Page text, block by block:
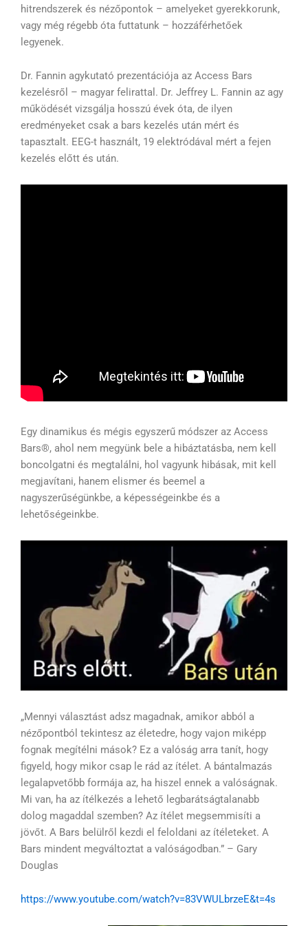
hitrendszerek és nézőpontok – amelyeket gyerekkorunk,
vagy még régebb óta futtatunk – hozzáférhetőek
legyenek.
Dr. Fannin agykutató prezentációja az Access Bars
kezelésről – magyar felirattal. Dr. Jeffrey L. Fannin az agy
működését vizsgálja hosszú évek óta, de ilyen
eredményeket csak a bars kezelés után mért és
tapasztalt. EEG-t használt, 19 elektródával mért a fejen
kezelés előtt és után.
Egy dinamikus és mégis egyszerű módszer az Access
Bars®, ahol nem megyünk bele a hibáztatásba, nem kell
boncolgatni és megtalálni, hol vagyunk hibásak, mit kell
megjavítani, hanem elismer és beemel a
nagyszerűségünkbe, a képességeinkbe és a
lehetőségeinkbe.
„Mennyi választást adsz magadnak, amikor abból a
nézőpontból tekintesz az életedre, hogy vajon miképp
fognak megítélni mások? Ez a valóság arra tanít, hogy
figyeld, hogy mikor csap le rád az ítélet. A bántalmazás
legalapvetőbb formája az, ha hiszel ennek a valóságnak.
Mi van, ha az ítélkezés a lehető legbarátságtalanabb
dolog magaddal szemben? Az ítélet megsemmisíti a
jövőt. A Bars belülről kezdi el feloldani az ítéleteket. A
Bars mindent megváltoztat a valóságodban.” – Gary
Douglas
https://www.youtube.com/watch?v=83VWULbrzeE&t=4s